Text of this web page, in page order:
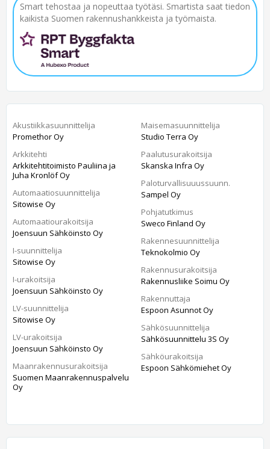
Smart tehostaa ja nopeuttaa työtäsi. Smartista saat tiedon
kaikista Suomen rakennushankkeista ja työmaista.
Akustiikkasuunnittelija
Promethor Oy
Arkkitehti
Arkkitehtitoimisto Pauliina ja
Juha Kronlöf Oy
Automaatiosuunnittelija
Sitowise Oy
Automaatiourakoitsija
Joensuun Sähköinsto Oy
I-suunnittelija
Sitowise Oy
I-urakoitsija
Joensuun Sähköinsto Oy
LV-suunnittelija
Sitowise Oy
LV-urakoitsija
Joensuun Sähköinsto Oy
Maanrakennusurakoitsija
Suomen Maanrakennuspalvelu
Oy
Maisemasuunnittelija
Studio Terra Oy
Paalutusurakoitsija
Skanska Infra Oy
Paloturvallisuuussuunn.
Sampel Oy
Pohjatutkimus
Sweco Finland Oy
Rakennesuunnittelija
Teknokolmio Oy
Rakennusurakoitsija
Rakennusliike Soimu Oy
Rakennuttaja
Espoon Asunnot Oy
Sähkösuunnittelija
Sähkösuunnittelu 3S Oy
Sähköurakoitsija
Espoon Sähkömiehet Oy